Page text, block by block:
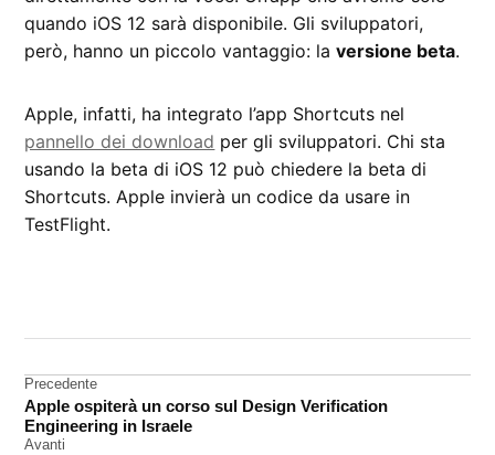
quando iOS 12 sarà disponibile. Gli sviluppatori,
però, hanno un piccolo vantaggio: laversione beta.
Apple, infatti, ha integrato l’app Shortcuts nel
pannello dei download per gli sviluppatori. Chi sta
usando la beta di iOS 12 può chiedere la beta di
Shortcuts. Apple invierà un codice da usare in
TestFlight.
Siri
sviluppatori
Navigazione
articoli
Precedente
Apple ospiterà un corso sul Design Verification
Engineering in Israele
Avanti